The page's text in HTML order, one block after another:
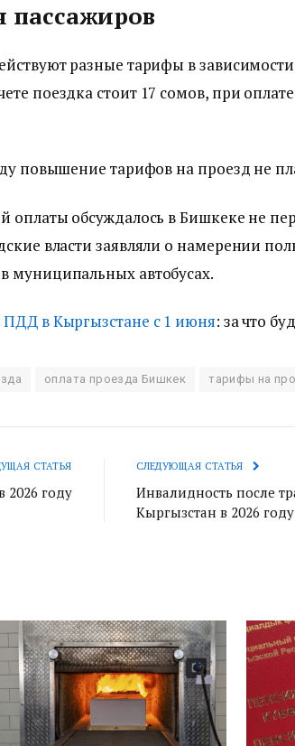
пассажиров
разные тарифы в
поездка стоит 17 сомов, при
повышение тарифов на проезд не
оплаты обсуждалось в Бишкеке не
власти заявляли о намерении
муниципальных автобусах.
в Кыргызстане с 1 июня: за что
оплата проезда Бишкек тарифы на
СТАТЬЯ
2026 году
СЛЕДУЮЩАЯ СТАТЬЯ
Инвалидность после
Кыргызстан в 2026 году